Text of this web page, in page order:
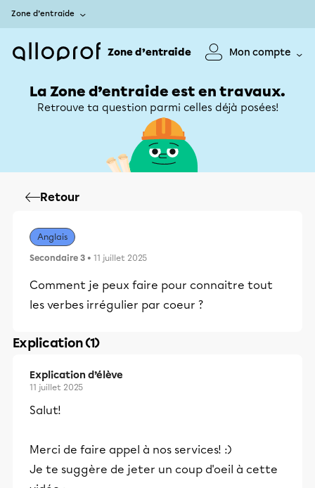
Zone d’entraide
Zone d’entraide Mon compte
La Zone d’entraide est en travaux.
Retrouve ta question parmi celles déjà posées!
Retour
Anglais
Secondaire 3 • 11 juillet 2025
Comment je peux faire pour connaitre tout
les verbes irrégulier par coeur ?
Explication (1)
Explication d’élève
11 juillet 2025
Salut!
Merci de faire appel à nos services! :)
Je te suggère de jeter un coup d'oeil à cette